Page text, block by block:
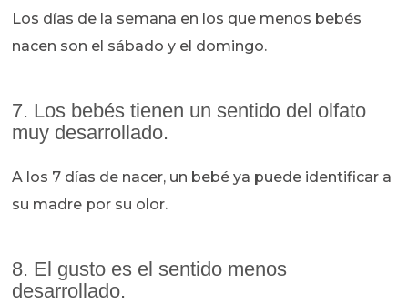
Los días de la semana en los que menos bebés
nacen son el sábado y el domingo.
7. Los bebés tienen un sentido del olfato
muy desarrollado.
A los 7 días de nacer, un bebé ya puede identificar a
su madre por su olor.
8. El gusto es el sentido menos
desarrollado.